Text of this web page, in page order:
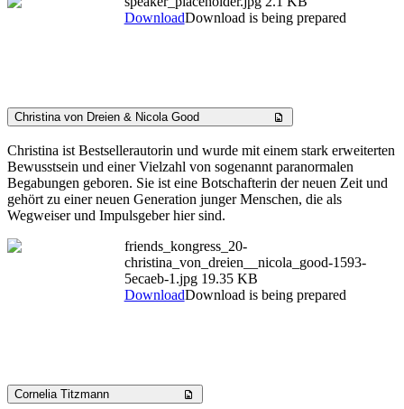
DownloadDownload is being prepared
Christina von Dreien & Nicola Good
Christina ist Bestsellerautorin und wurde mit einem stark erweiterten
Bewusstsein und einer Vielzahl von sogenannt paranormalen
Begabungen geboren. Sie ist eine Botschafterin der neuen Zeit und
gehört zu einer neuen Generation junger Menschen, die als
Wegweiser und Impulsgeber hier sind.
friends_kongress_20-
christina_von_dreien__nicola_good-1593-
5ecaeb-1.jpg 19.35 KB
DownloadDownload is being prepared
Cornelia Titzmann